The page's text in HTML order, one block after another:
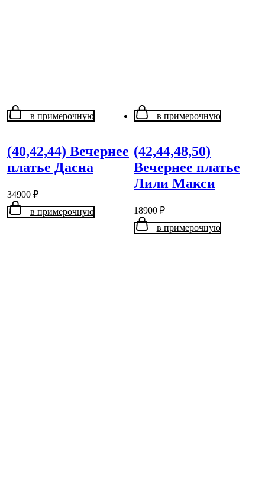
в примерочную
(40,42,44) Вечернее
платье Дасна
34900 ₽
в примерочную
в примерочную
(42,44,48,50)
Вечернее платье
Лили Макси
18900 ₽
в примерочную